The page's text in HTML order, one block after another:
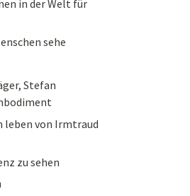
in der Welt für
sehe
Stefan
leben von Irmtraud
zu sehen